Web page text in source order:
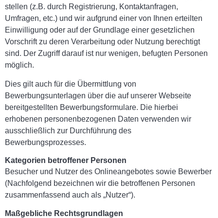
stellen (z.B. durch Registrierung, Kontaktanfragen,
Umfragen, etc.) und wir aufgrund einer von Ihnen erteilten
Einwilligung oder auf der Grundlage einer gesetzlichen
Vorschrift zu deren Verarbeitung oder Nutzung berechtigt
sind. Der Zugriff darauf ist nur wenigen, befugten Personen
möglich.
Dies gilt auch für die Übermittlung von
Bewerbungsunterlagen über die auf unserer Webseite
bereitgestellten Bewerbungsformulare. Die hierbei
erhobenen personenbezogenen Daten verwenden wir
ausschließlich zur Durchführung des
Bewerbungsprozesses.
Kategorien betroffener Personen
Besucher und Nutzer des Onlineangebotes sowie Bewerber
(Nachfolgend bezeichnen wir die betroffenen Personen
zusammenfassend auch als „Nutzer“).
Maßgebliche Rechtsgrundlagen